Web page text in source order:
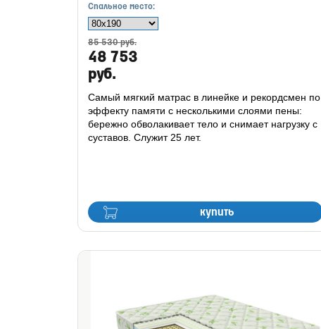
Спальное место:
85 530 руб.
48 753
руб.
купить
Cамый мягкий матрас в линейке и рекордсмен по
эффекту памяти с несколькими слоями пены:
бережно обволакивает тело и снимает нагрузку с
суставов. Служит 25 лет.